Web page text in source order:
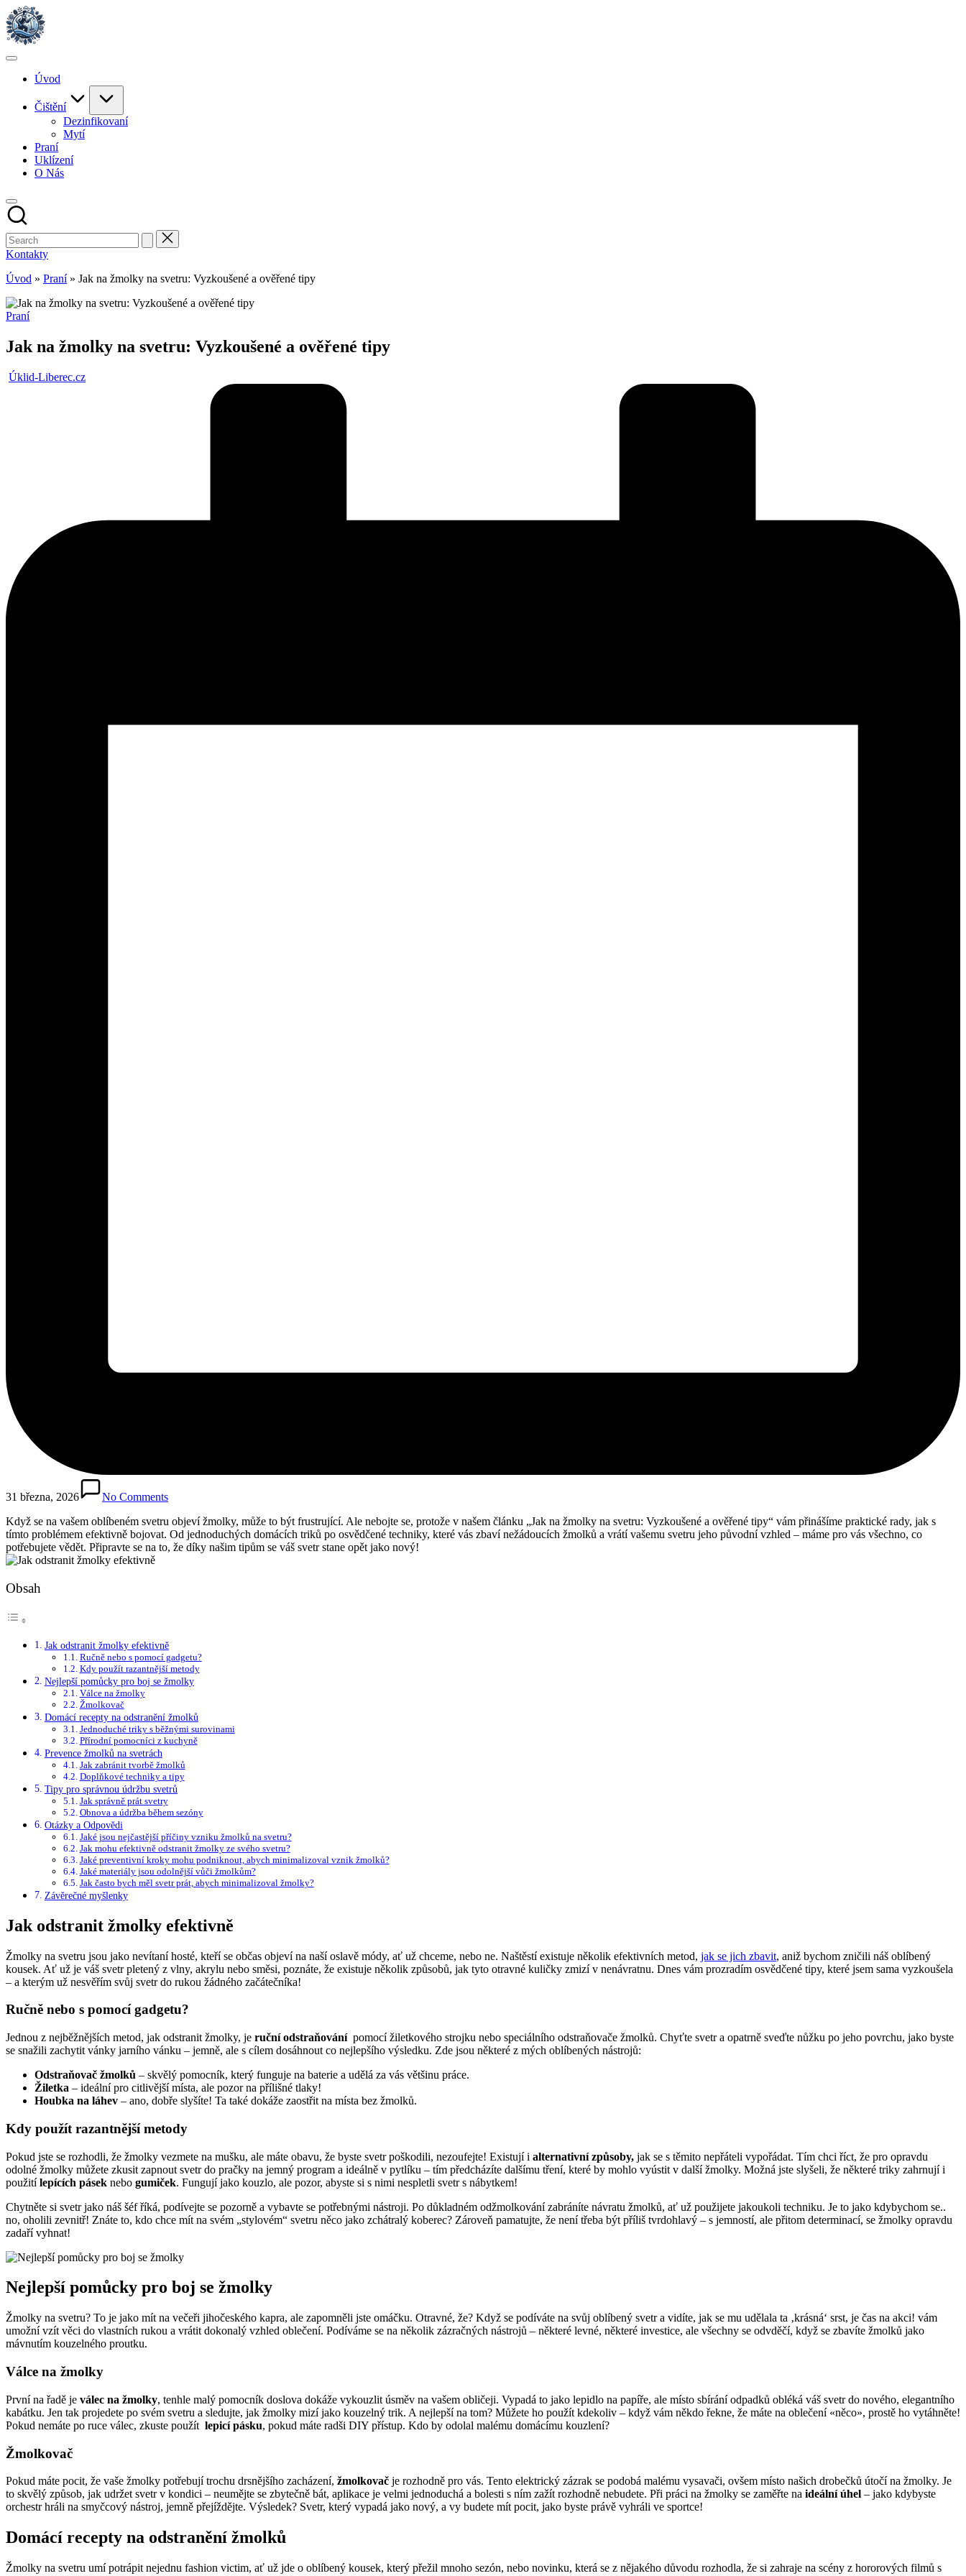
Skip
to
content
Úvod
Čištění
Dezinfikovaní
Mytí
Praní
Uklízení
O Nás
Kontakty
Úvod » Praní» Jak na žmolky na svetru: Vyzkoušené a ověřené tipy
Posted
Praní
Jak na žmolky na svetru: Vyzkoušené a ověřené tipy
Posted
Úklid-Liberec.cz
31 března, 2026
No Comments
Když​ se na vašem oblíbeném svetru objeví‌ žmolky, může to být frustrující. Ale nebojte se, protože v našem článku „Jak na žmolky na svetru: Vyzkoušené a ověřené tipy“ vám přinášíme praktické rady, jak s
⁢tímto problémem efektivně bojovat. Od jednoduchých domácích triků po osvědčené techniky, ​které vás zbaví nežádoucích​ žmolků a vrátí vašemu svetru jeho původní vzhled‌ –‌ máme pro vás všechno, co
potřebujete vědět. Připravte se na to,‌ že díky našim tipům se⁣ váš svetr stane opět jako nový!
Obsah
Jak odstranit žmolky efektivně
Ručně nebo s pomocí‍ gadgetu?
Kdy použít ⁤razantnější metody
Nejlepší pomůcky pro boj se žmolky
Válce na žmolky
Žmolkovač
Domácí recepty ​na odstranění žmolků
Jednoduché triky s běžnými surovinami
Přírodní​ pomocníci z kuchyně
Prevence žmolků na svetrách
Jak zabránit ⁣tvorbě⁣ žmolků
Doplňkové techniky a tipy
Tipy⁤ pro správnou údržbu svetrů
Jak správně prát svetry
Obnova a údržba během sezóny
Otázky a Odpovědi
Jaké jsou nejčastější příčiny vzniku žmolků na svetru?
Jak mohu efektivně ‍odstranit žmolky ze svého ⁣svetru?
Jaké preventivní kroky mohu podniknout, abych minimalizoval vznik žmolků?
Jaké materiály jsou​ odolnější vůči žmolkům?
Jak často ‌bych měl svetr⁣ prát, abych minimalizoval žmolky?
Závěrečné myšlenky
Jak odstranit žmolky efektivně
Žmolky na‍ svetru jsou jako nevítaní hosté, kteří se občas objeví na naší oslavě módy, ať už‌ chceme,⁤ nebo ne. Naštěstí existuje několik efektivních metod, jak se jich zbavit, aniž⁣ bychom zničili náš oblíbený⁢
kousek. Ať už ⁣je váš svetr pletený z vlny, akrylu nebo směsi, poznáte, že existuje‌ několik způsobů, jak tyto otravné kuličky zmizí‍ v nenávratnu. Dnes vám prozradím osvědčené tipy, které jsem sama ⁣vyzkoušela
– a ‌kterým už nesvěřím svůj svetr do rukou žádného ‍začátečníka!
Ručně nebo s pomocí‍ gadgetu?
Jednou z nejběžnějších‍ metod, jak odstranit žmolky, je ruční odstraňování⁣ pomocí žiletkového strojku nebo speciálního odstraňovače žmolků. Chyťte‌ svetr a opatrně sveďte nůžku po jeho povrchu, jako byste
se snažili zachytit vánky jarního‍ vánku – jemně, ale s ​cílem dosáhnout co nejlepšího výsledku. Zde ⁢jsou některé z⁤ mých oblíbených nástrojů:
Odstraňovač žmolků – skvělý pomocník, který funguje na baterie ⁣a udělá za vás většinu práce.
Žiletka – ideální pro citlivější místa, ale pozor na přílišné tlaky!
Houbka na láhev – ano, dobře slyšíte! Ta ⁣také dokáže zaostřit na místa bez žmolků.
Kdy použít ⁤razantnější metody
Pokud ‍jste se rozhodli, že žmolky vezmete na mušku, ale máte obavu, že byste svetr poškodili, nezoufejte! Existují i alternativní‍ způsoby, jak se s těmito⁢ nepřáteli vypořádat. Tím chci říct, že pro opravdu
odolné žmolky ⁤můžete ⁣zkusit‌ zapnout svetr do pračky⁢ na jemný program a ideálně v ‌pytlíku – tím⁤ předcházíte dalšímu tření, které by mohlo vyústit v další⁤ žmolky. Možná jste⁣ slyšeli, že některé triky zahrnují i
použitílepících pásek nebo gumiček. Fungují jako⁤ kouzlo, ale pozor, abyste si s⁢ nimi nespletli svetr⁣ s nábytkem!
Chytněte si‍ svetr jako náš šéf říká, podívejte se⁤ pozorně a vybavte se potřebnými nástroji. Po důkladném‍ odžmolkování zabráníte návratu žmolků, ať⁣ už ‌použijete jakoukoli techniku. Je to jako kdybychom se..
no, oholili zevnitř! Znáte to, kdo chce mít na svém „stylovém“ svetru něco jako zchátralý⁤ koberec? ​Zároveň pamatujte, že není třeba být​ příliš tvrdohlavý ​– s jemností,⁣ ale​ přitom determinací, se žmolky opravdu
zadaří vyhnat!
Nejlepší pomůcky pro boj se žmolky
Žmolky na svetru? To je jako mít⁣ na ‌večeři jihočeského kapra,⁤ ale zapomněli jste omáčku. ⁤Otravné, že?⁤ Když se podíváte na svůj oblíbený⁣ svetr a vidíte, jak se mu udělala ta ‚krásná‘ ‌srst, je čas ⁢na akci! vám
umožní vzít věci do⁢ vlastních⁢ rukou ⁤a vrátit dokonalý vzhled ⁢oblečení. Podíváme se na několik ​zázračných nástrojů – některé levné, některé ⁣investice, ale všechny⁢ se odvděčí, když se zbavíte žmolků jako
mávnutím kouzelného​ proutku.
Válce na žmolky
První na řadě je válec na žmolky, tenhle malý pomocník doslova dokáže ⁤vykouzlit‌ úsměv ​na vašem obličeji. Vypadá​ to ​jako lepidlo na papíře, ale místo sbírání odpadků obléká‌ váš‌ svetr do⁢ nového, elegantního
kabátku. Jen⁣ tak projedete po svém svetru a ​sledujte, jak žmolky mizí jako kouzelný ⁤trik. A nejlepší na tom? Můžete ho použít kdekoliv – když vám někdo⁣ řekne, že máte⁤ na oblečení «něco», prostě ‌ho vytáhněte!
Pokud nemáte po ruce válec, zkuste použít ​ lepicí pásku, pokud máte radši DIY přístup. Kdo by ⁣odolal malému domácímu kouzlení?
Žmolkovač
Pokud máte pocit, že vaše žmolky potřebují trochu drsnějšího zacházení, žmolkovač je rozhodně pro vás. Tento elektrický⁢ zázrak se podobá malému vysavači, ovšem místo⁢ našich drobečků útočí na žmolky. Je
to skvělý ‌způsob, jak udržet svetr v kondici – neumějte se ‍zbytečně bát, aplikace je velmi jednoduchá‌ a bolesti s ním zažít rozhodně nebudete. Při práci ‍na žmolky se zaměřte na ideální​ úhel – jako kdybyste
orchestr hráli na smyčcový nástroj, jemně přejíždějte. Výsledek? Svetr, který​ vypadá jako nový, a vy budete mít⁢ pocit, jako byste právě vyhráli ve sportce!
Domácí recepty ​na odstranění žmolků
Žmolky na svetru umí potrápit nejednu fashion victim, ať už jde o oblíbený kousek,‌ který přežil⁣ mnoho‌ sezón, nebo ⁤novinku, která se z nějakého⁤ důvodu rozhodla, že si zahraje na scény z hororových filmů s